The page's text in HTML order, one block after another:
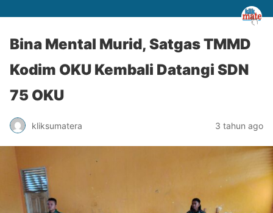
Bina Mental Murid, Satgas TMMD
Kodim OKU Kembali Datangi SDN
75 OKU
kliksumatera 3 tahun ago